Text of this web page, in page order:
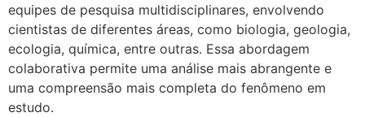
equipes de pesquisa multidisciplinares, envolvendo
cientistas de diferentes áreas, como biologia, geologia,
ecologia, química, entre outras. Essa abordagem
colaborativa permite uma análise mais abrangente e
uma compreensão mais completa do fenômeno em
estudo.